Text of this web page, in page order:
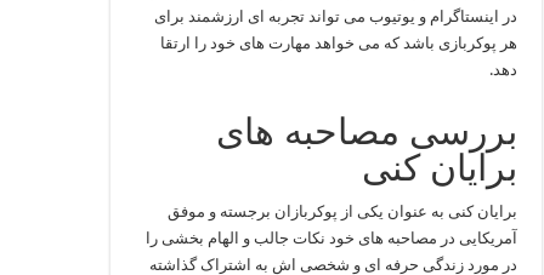
در اینستاگرام و یوتیوب می‌ تواند تجربه‌ ای ارزشمند برای
هر پوکربازی باشد که می‌ خواهد مهارت‌ های خود را ارتقا
دهد.
بررسی مصاحبه های
برایان کنی
برایان کنی به عنوان یکی از پوکربازان برجسته و موفق
آمریکایی در مصاحبه‌ های خود نکات جالب و الهام‌ بخشی را
در مورد زندگی حرفه‌ ای و شخصی‌ اش به اشتراک گذاشته